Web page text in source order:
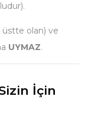
üstte olan) ve
UYMAZ.
İçin